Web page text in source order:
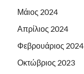
Μάιος 2024
Απρίλιος 2024
Φεβρουάριος 2024
Οκτώβριος 2023